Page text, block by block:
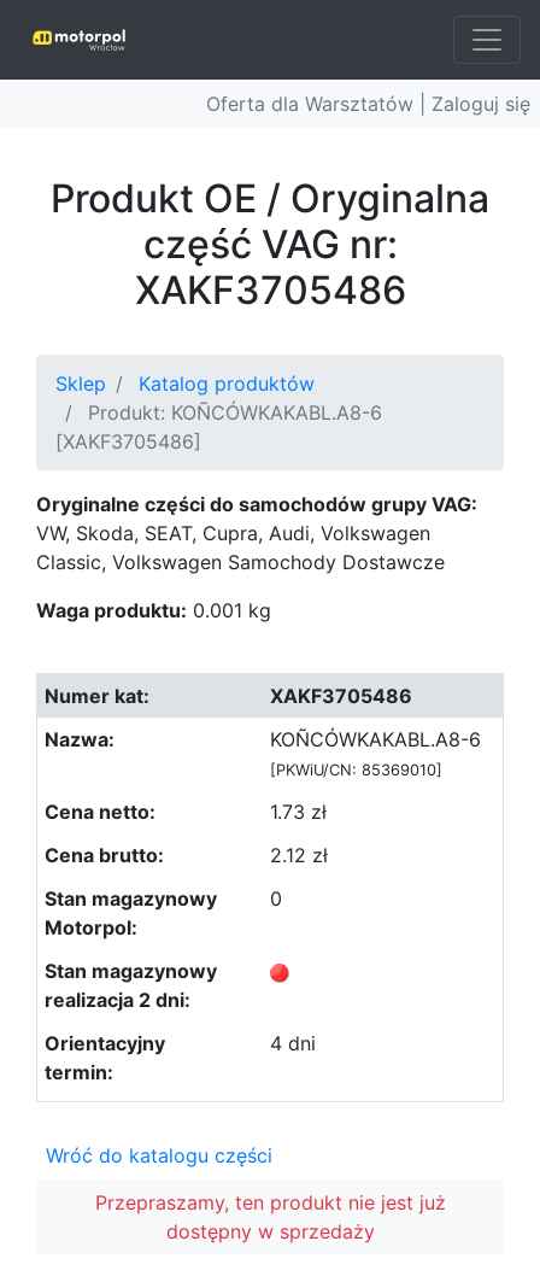
Oferta dla Warsztatów | Zaloguj się
Produkt OE / Oryginalna
część VAG nr:
XAKF3705486
Sklep
Katalog produktów
Produkt: KOÑCÓWKAKABL.A8-6
[XAKF3705486]
Oryginalne części do samochodów grupy VAG:
VW, Skoda, SEAT, Cupra, Audi, Volkswagen
Classic, Volkswagen Samochody Dostawcze
Waga produktu: 0.001 kg
XAKF3705486
KOÑCÓWKAKABL.A8-6
[PKWiU/CN: 85369010]
1.73 zł
2.12 zł
0
4 dni
Wróć do katalogu części
Przepraszamy, ten produkt nie jest już
dostępny w sprzedaży